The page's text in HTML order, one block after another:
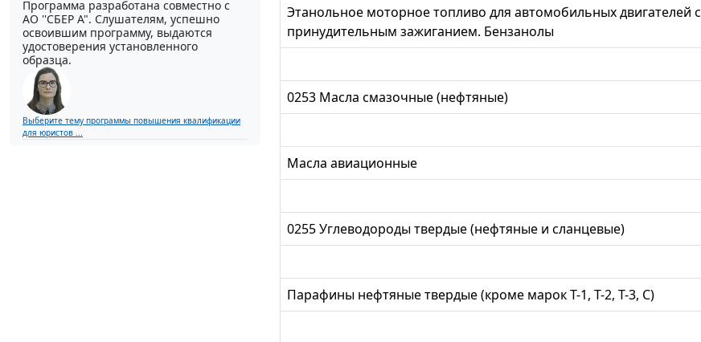
Программа разработана совместно с
АО ''СБЕР А". Слушателям, успешно
освоившим программу, выдаются
удостоверения установленного
образца.
Выберите тему программы повышения квалификации
для юристов ...
Этанольное моторное топливо для автомобильных двигателей с
принудительным зажиганием. Бензанолы
0253 Масла смазочные (нефтяные)
Масла авиационные
0255 Углеводороды твердые (нефтяные и сланцевые)
Парафины нефтяные твердые (кроме марок Т-1, Т-2, Т-3, С)